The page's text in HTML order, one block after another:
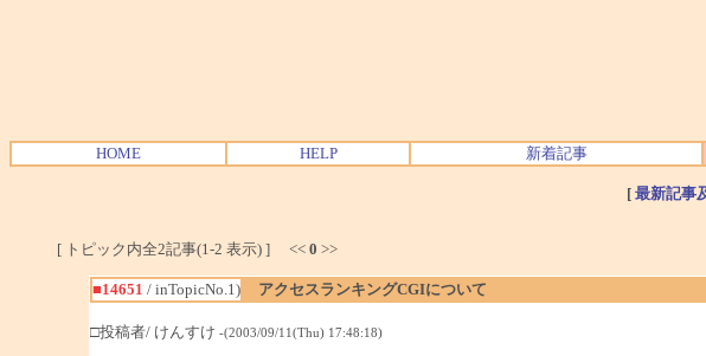
HOME HELP 新着記事
[ 最新記事
[ トピック内全2記事(1-2 表示) ] << 0 >>
■14651 / inTopicNo.1)
アクセスランキングCGIについて
□投稿者/ けんすけ -(2003/09/11(Thu) 17:48:18)